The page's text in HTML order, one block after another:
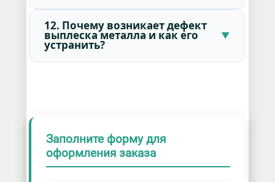
12. Почему возникает дефект
выплеска металла и как его
устранить?
Заполните форму для
оформления заказа